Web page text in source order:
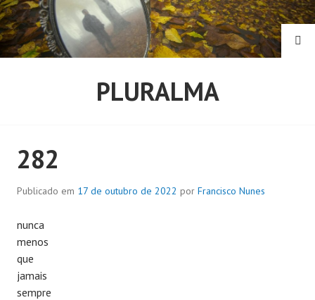
Pular
para
o
conteúdo
PLURALMA
282
Publicado em 17 de outubro de 2022 por Francisco Nunes
nunca
menos
que
jamais
sempre